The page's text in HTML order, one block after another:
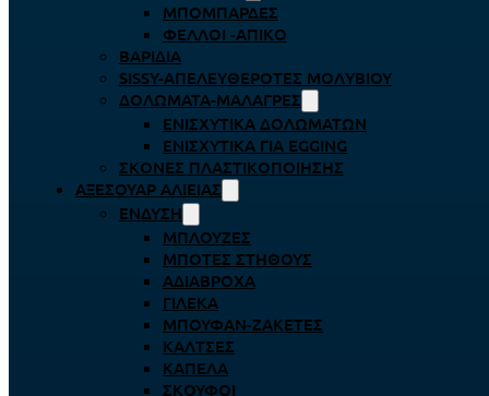
ΜΠΟΜΠΆΡΔΕΣ
ΦΕΛΛΟΊ -ΑΠΊΚΟ
ΒΑΡΊΔΙΑ
SISSY-ΑΠΕΛΕΥΘΕΡΟΤΈΣ ΜΟΛΥΒΙΟΎ
ΔΟΛΏΜΑΤΑ-ΜΑΛΆΓΡΕΣ
ΕΝΙΣΧΥΤΙΚΆ ΔΟΛΩΜΆΤΩΝ
ΕΝΙΣΧΥΤΙΚΆ ΓΙΑ EGGING
ΣΚΌΝΕΣ ΠΛΑΣΤΙΚΟΠΟΊΗΣΗΣ
ΑΞΕΣΟΥΆΡ ΑΛΙΕΊΑΣ
ΈΝΔΥΣΗ
ΜΠΛΟΎΖΕΣ
ΜΠΌΤΕΣ ΣΤΉΘΟΥΣ
ΑΔΙΆΒΡΟΧΑ
ΓΙΛΈΚΑ
ΜΠΟΥΦΆΝ-ΖΑΚΈΤΕΣ
ΚΆΛΤΣΕΣ
ΚΑΠΈΛΑ
ΣΚΟΎΦΟΙ